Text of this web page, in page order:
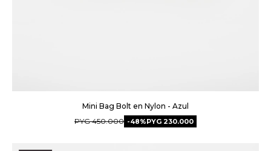
Mini Bag Bolt en Nylon - Azul
PYG 450.000 48 PYG 230.000